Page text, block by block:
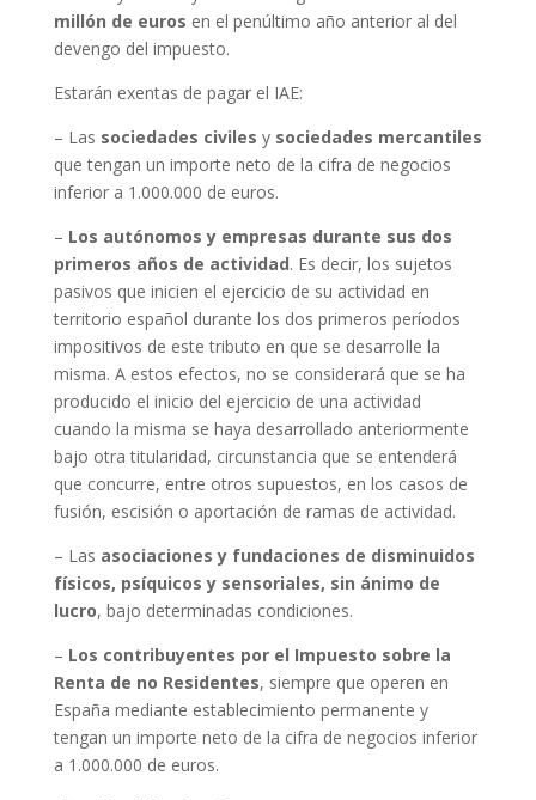
millón de euros en el penúltimo año anterior al del
devengo del impuesto.
Estarán exentas de pagar el IAE:
– Las sociedades civiles y sociedades mercantiles
que tengan un importe neto de la cifra de negocios
inferior a 1.000.000 de euros.
– Los autónomos y empresas durante sus dos
primeros años de actividad. Es decir, los sujetos
pasivos que inicien el ejercicio de su actividad en
territorio español durante los dos primeros períodos
impositivos de este tributo en que se desarrolle la
misma. A estos efectos, no se considerará que se ha
producido el inicio del ejercicio de una actividad
cuando la misma se haya desarrollado anteriormente
bajo otra titularidad, circunstancia que se entenderá
que concurre, entre otros supuestos, en los casos de
fusión, escisión o aportación de ramas de actividad.
– Las asociaciones y fundaciones de disminuidos
físicos, psíquicos y sensoriales, sin ánimo de
lucro, bajo determinadas condiciones.
– Los contribuyentes por el Impuesto sobre la
Renta de no Residentes, siempre que operen en
España mediante establecimiento permanente y
tengan un importe neto de la cifra de negocios inferior
a 1.000.000 de euros.